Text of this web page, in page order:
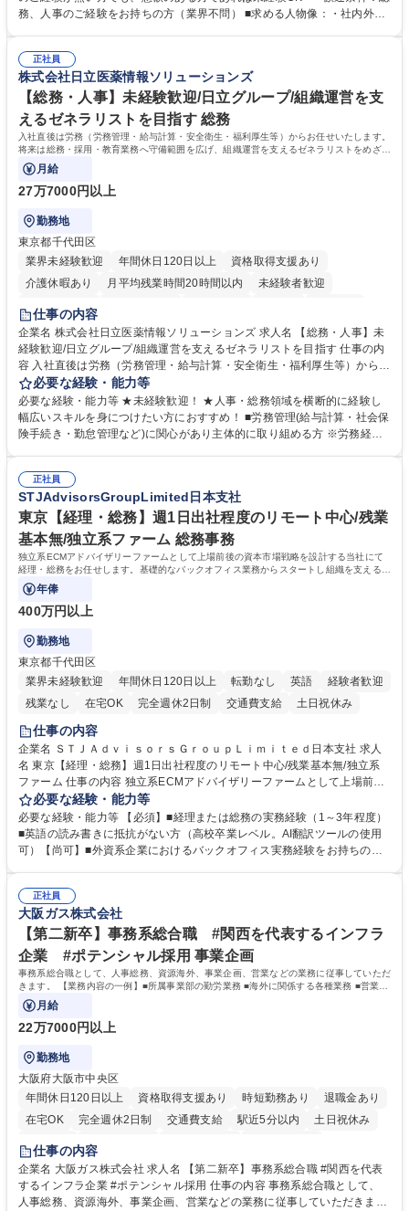
出張もございます。 ※担当業務を持ちつつ、お互いに助け合いながら、総
務、人事のご経験をお持ちの方（業界不問） ■求める人物像：・社内外の
正社員
株式会社日立医薬情報ソリューションズ
【総務・人事】未経験歓迎/日立グループ/組織運営を支
えるゼネラリストを目指す 総務
入社直後は労務（労務管理・給与計算・安全衛生・福利厚生等）からお任せいたします。
将来は総務・採用・教育業務へ守備範囲を広げ、組織運営を支えるゼネラリストをめざせ
ます。
月給
27万7000円以上
勤務地
東京都千代田区
業界未経験歓迎
年間休日120日以上
資格取得支援あり
介護休暇あり
月平均残業時間20時間以内
未経験者歓迎
住宅手当あり
育休あり
完全週休2日制 交通費支給 土日祝休み 寮・社宅あり
仕事の内容
企業名 株式会社日立医薬情報ソリューションズ 求人名 【総務・人事】未
経験歓迎/日立グループ/組織運営を支えるゼネラリストを目指す 仕事の内
容 入社直後は労務（労務管理・給与計算・安全衛生・福利厚生等）からお
任せいたします。将来は総務・採用・教育業務へ守備範囲を広げ、組織運
営を支えるゼネラリストをめざせます。 ・初期業務：労働時間管理、給与
計算、社会保険対応、福利厚生管理、安全衛生、健康経営推進等をお任せ
します。ご経験に応じて、休職者管理など、幅広く経験を積んでいただき
幅広く経験を積みたい意欲がある方に最適な環境です。 募集職種 【総
務・人事】未経験歓迎/日立グループ/組織運営を支えるゼネラリストを目
指す
必要な経験・能力等
必要な経験・能力等 ★未経験歓迎！ ★人事・総務領域を横断的に経験し
幅広いスキルを身につけたい方におすすめ！ ■労務管理(給与計算・社会保
険手続き・勤怠管理など)に関心があり主体的に取り組める方 ※労務経験
のご経験 ■労務管理（給与計算・社会保険手続き・勤怠管理など）の経験
■衛生管理者の資格をお持ちの方 学歴・資格 学歴：大学院 大学 高専 短大
専修学校 高校 語学力： 資格：
正社員
STJAdvisorsGroupLimited日本支社
東京【経理・総務】週1日出社程度のリモート中心/残業
基本無/独立系ファーム 総務事務
独立系ECMアドバイザリーファームとして上場前後の資本市場戦略を設計する当社にて
経理・総務をお任せします。基礎的なバックオフィス業務からスタートし組織を支える専
任担当として広く活躍できる環境です。
年俸
400万円以上
勤務地
東京都千代田区
業界未経験歓迎
年間休日120日以上 転勤なし 英語
経験者歓迎
残業なし
在宅OK 完全週休2日制 交通費支給 土日祝休み
仕事の内容
企業名 ＳＴＪＡｄｖｉｓｏｒｓＧｒｏｕｐＬｉｍｉｔｅｄ日本支社 求人
名 東京【経理・総務】週1日出社程度のリモート中心/残業基本無/独立系
ファーム 仕事の内容 独立系ECMアドバイザリーファームとして上場前後
の資本市場戦略を設計する当社にて経理・総務をお任せします。基礎的な
バックオフィス業務からスタートし組織を支える専任担当として広く活躍
できる環境です。 ■日常経理、月次および年次決算サポート業務 ■本国
（グローバル）との英文メール対応（AI翻訳ツール等を使用しての対応で
業務をお任せします。残業も基本的には発生せず、ご自身のペースで業務
を進めやすく定着率の高い環境です。 募集職種 東京【経理・総務】週1日
出社程度のリモート中心/残業基本無/独立系ファーム
必要な経験・能力等
必要な経験・能力等 【必須】■経理または総務の実務経験（1～3年程度）
■英語の読み書きに抵抗がない方（高校卒業レベル。AI翻訳ツールの使用
可）【尚可】■外資系企業におけるバックオフィス実務経験をお持ちの方
【働き方について】現在は週4日程度の在宅勤務を実施しており、ワーク
ライフバランスを重視する方に最適な環境です（フルリモートも面接で相
談可）。【求める人物像】幅広いバックオフィス業務に柔軟に対応でき、
社内外と円滑にコミュニケーションを取りながら業務を推進できる方 学
歴・資格 学歴：大学院 大学 高専 短大 専修学校 高校 語学力： 資格：
正社員
大阪ガス株式会社
【第二新卒】事務系総合職 #関西を代表するインフラ
企業 #ポテンシャル採用 事業企画
事務系総合職として、人事総務、資源海外、事業企画、営業などの業務に従事していただ
きます。 【業務内容の一例】■所属事業部の勤労業務 ■海外に関係する各種業務 ■営業部
門の企画スタッフ、ルート営業
月給
22万7000円以上
勤務地
大阪府大阪市中央区
年間休日120日以上
資格取得支援あり 時短勤務あり
退職金あり
在宅OK
完全週休2日制 交通費支給 駅近5分以内
土日祝休み
服装自由
第二新卒歓迎
仕事の内容
企業名 大阪ガス株式会社 求人名 【第二新卒】事務系総合職 #関西を代表
するインフラ企業 #ポテンシャル採用 仕事の内容 事務系総合職として、
人事総務、資源海外、事業企画、営業などの業務に従事していただきま